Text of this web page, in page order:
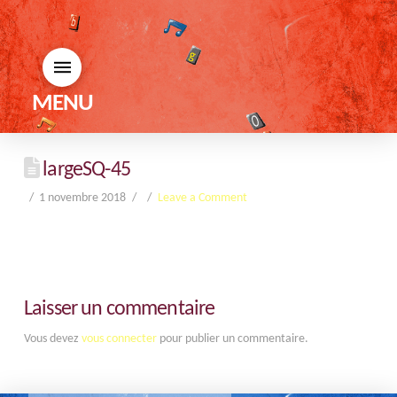
MENU
largeSQ-45
1 novembre 2018 Leave a Comment
Laisser un commentaire
Vous devez vous connecterpour publier un commentaire.